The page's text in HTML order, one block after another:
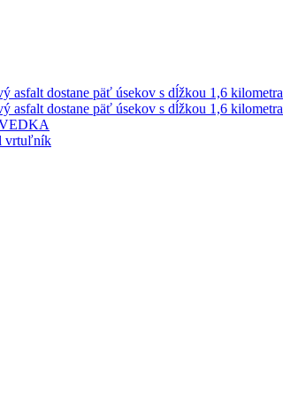
asfalt dostane päť úsekov s dĺžkou 1,6 kilometra
asfalt dostane päť úsekov s dĺžkou 1,6 kilometra
vrtuľník